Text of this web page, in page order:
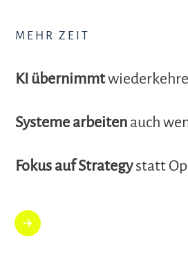
MEHR ZEIT
KI übernimmt
Systeme arbeiten auch
Fokus auf Strategystatt